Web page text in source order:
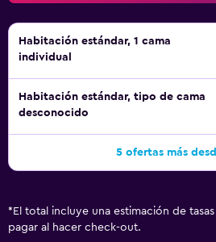
Habitación estándar, 1 cama
individual
Habitación estándar, tipo de cama
desconocido
5 ofertas más
* El total incluye una estimación de
pagar al hacer check-out.